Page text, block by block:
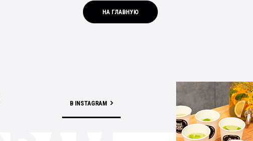
НА ГЛАВНУЮ
В INSTAGRAM